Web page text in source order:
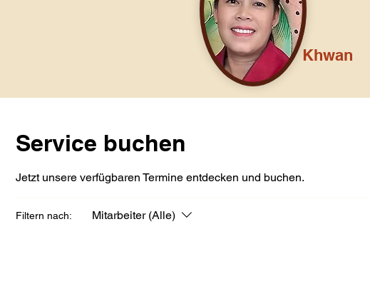
Khwan
Service buchen
Jetzt unsere verfügbaren Termine entdecken und buchen.
Filtern nach: Mitarbeiter (Alle)